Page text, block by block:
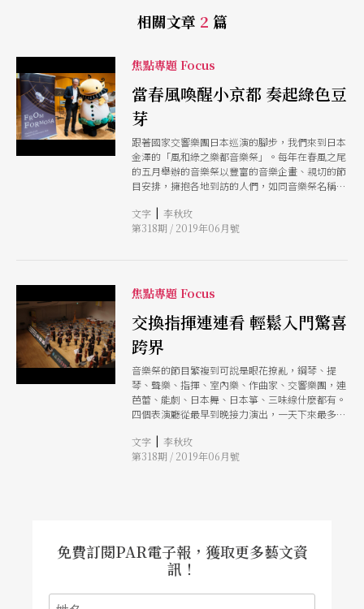
相關文章 2 篇
焦點專題 Focus
當春風喚醒小京都 奏起綠色豆
芽
跟著國家交響樂團日本巡演的腳步，我們來到日本
金澤的「風和綠之樂都音樂祭」。每年在春風之尾
的五月舉辦的音樂祭以豐富的音樂企畫、親切的節
目安排，擁抱各地到訪的人們，如同音樂祭名稱所
吹，綠葉就開始生長」。
文字 | 李秋玫
第318期 / 2019年06月號
焦點專題 Focus
交換指揮連連看 輕鬆入門驚喜
跨界
音樂祭的節目繁複到可說是眼花撩亂，鋼琴、提
琴、聲樂、指揮、室內樂、作曲家、交響樂團，連
芭蕾、能劇、日本舞、日本箏、三味線什麼都有。
四個表演廳從最早到晚接力演出，一天下來最多高
程是必要的。有正規演出也有跨界表演，還有許多
業餘團隊演出與趣味活動，一整天下來，即使沒有
文字 | 李秋玫
第318期 / 2019年06月號
免費訂閱PAR電子報，獲取更多藝文資
訊！